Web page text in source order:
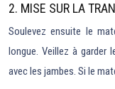
2. MISE SUR LA
Soulevez ensuite le
longue. Veillez à garder
avec les jambes. Si le